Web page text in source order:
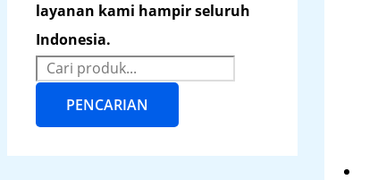
layanan kami hampir seluruh
Indonesia.
PENCARIAN